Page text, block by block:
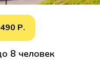
Р.
8 человек